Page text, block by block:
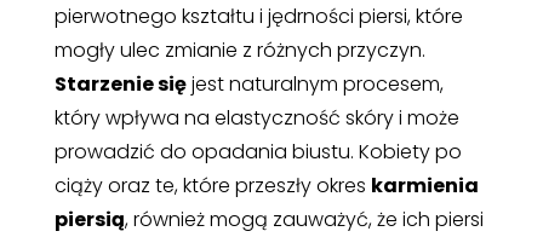
pierwotnego kształtu i jędrności piersi, które
mogły ulec zmianie z różnych przyczyn.
Starzenie sięjest naturalnym procesem,
który wpływa na elastyczność skóry i może
prowadzić do opadania biustu. Kobiety po
ciąży oraz te, które przeszły okres karmienia
piersią, również mogą zauważyć, że ich piersi